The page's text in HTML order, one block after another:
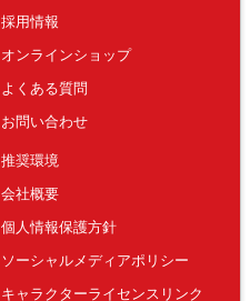
採用情報
オンラインショップ
よくある質問
お問い合わせ
推奨環境
会社概要
個人情報保護方針
ソーシャルメディアポリシー
キャラクターライセンスリンク